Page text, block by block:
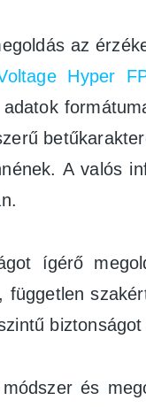
az
Hyper
A valós
ígérő
biztonságot
és